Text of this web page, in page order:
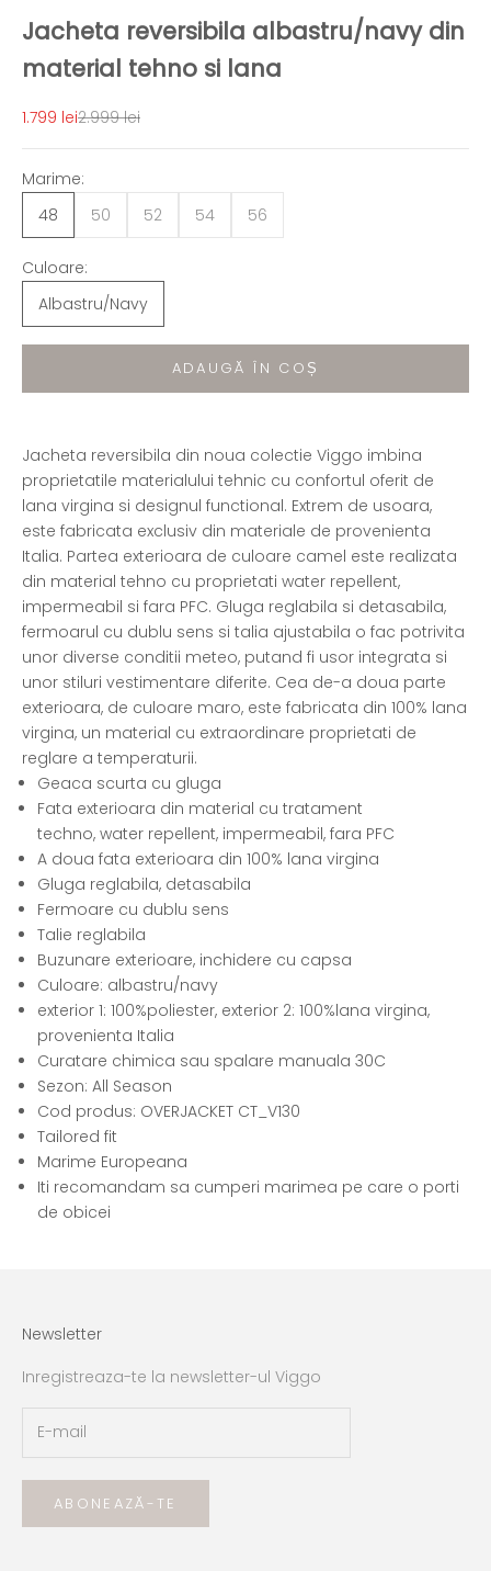
Jacheta reversibila albastru/navy din
material tehno si lana
Preț redus
1.799 leiPreț normal
2.999 lei
Marime:
48
50 52 54 56
Culoare:
Albastru/Navy
ADAUGĂ ÎN COȘ
Jacheta reversibila din noua colectie Viggo imbina
proprietatile materialului tehnic cu confortul oferit de
lana virgina si designul functional. Extrem de usoara,
este fabricata exclusiv din materiale de provenienta
Italia. Partea exterioara de culoare camel este realizata
din material tehno cu proprietati water repellent,
impermeabil si fara PFC. Gluga reglabila si detasabila,
fermoarul cu dublu sens si talia ajustabila o fac potrivita
unor diverse conditii meteo, putand fi usor integrata si
unor stiluri vestimentare diferite. Cea de-a doua parte
exterioara, de culoare maro, este fabricata din 100% lana
virgina, un material cu extraordinare proprietati de
reglare a temperaturii.
Geaca scurta cu gluga
Fata exterioara din material cu tratament
techno, water repellent, impermeabil, fara PFC
A doua fata exterioara din 100% lana virgina
Gluga reglabila, detasabila
Fermoare cu dublu sens
Talie reglabila
Buzunare exterioare, inchidere cu capsa
Culoare: albastru/navy
exterior 1: 100%poliester, exterior 2: 100%lana virgina,
provenienta Italia
Curatare chimica sau spalare manuala 30C
Sezon: All Season
Cod produs: OVERJACKET CT_V130
Tailored fit
Marime Europeana
Iti recomandam sa cumperi marimea pe care o porti
de obicei
Newsletter
Inregistreaza-te la newsletter-ul Viggo
ABONEAZĂ-TE